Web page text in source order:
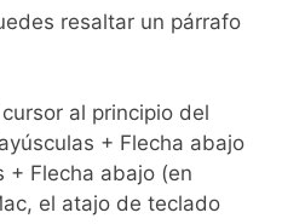
resaltar un párrafo
al principio del
+ Flecha abajo
+ Flecha abajo (en
el atajo de teclado